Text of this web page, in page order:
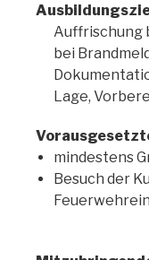
Auffrischung
bei
Lage,
mindestens
Besuch der